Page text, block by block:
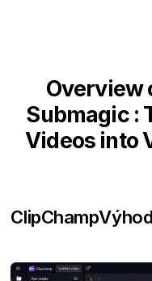
Overview
Submagic :
Videos into
ClipChamp